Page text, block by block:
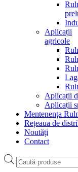
Aplicații
agricole
Aplicații
Aplicații
Mentenența
Rețeaua de
Noutăți
Contact
Products
search